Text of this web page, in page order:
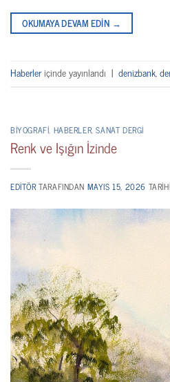
OKUMAYA DEVAM EDIN →
Haberleriçinde yayınlandı | denizbank,
BIYOGRAFI, HABERLER,SANAT DERGI
Renk ve Işığın İzinde
EDITÖRTARAFINDAN MAYIS 15, 2026